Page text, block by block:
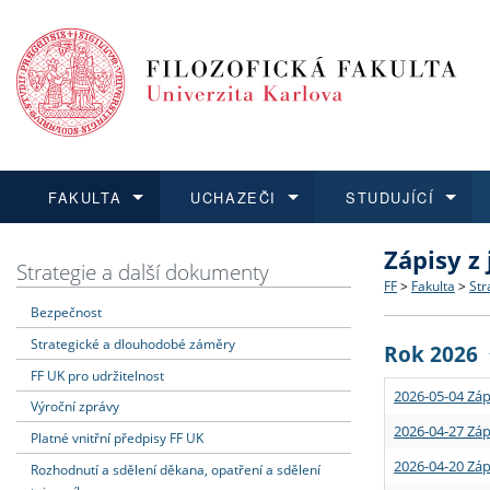
FAKULTA
Dozvědět se více
Struktura
Strategie
Podpora
UCHAZEČI
Podat přihlášku
Co
Učitelské
STUDUJÍCÍ
Dozvědět se více
Rigorózní
Dozvědět se více
O vědě a
Granty a
Dozvědět se více
Aktuální
Strategie a další dokumenty
Bezpečnost
Strategické a dlouhodobé záměry
FF UK pro udržitelnost
Výroční zprávy
Platné vnitřní předpisy FF UK
Rozhodnutí a sdělení děkana, opatření a sdělení
Zápisy
FF > Fakulta >
Rok 2026
2026-05-04
2026-04-27
2026-04-20